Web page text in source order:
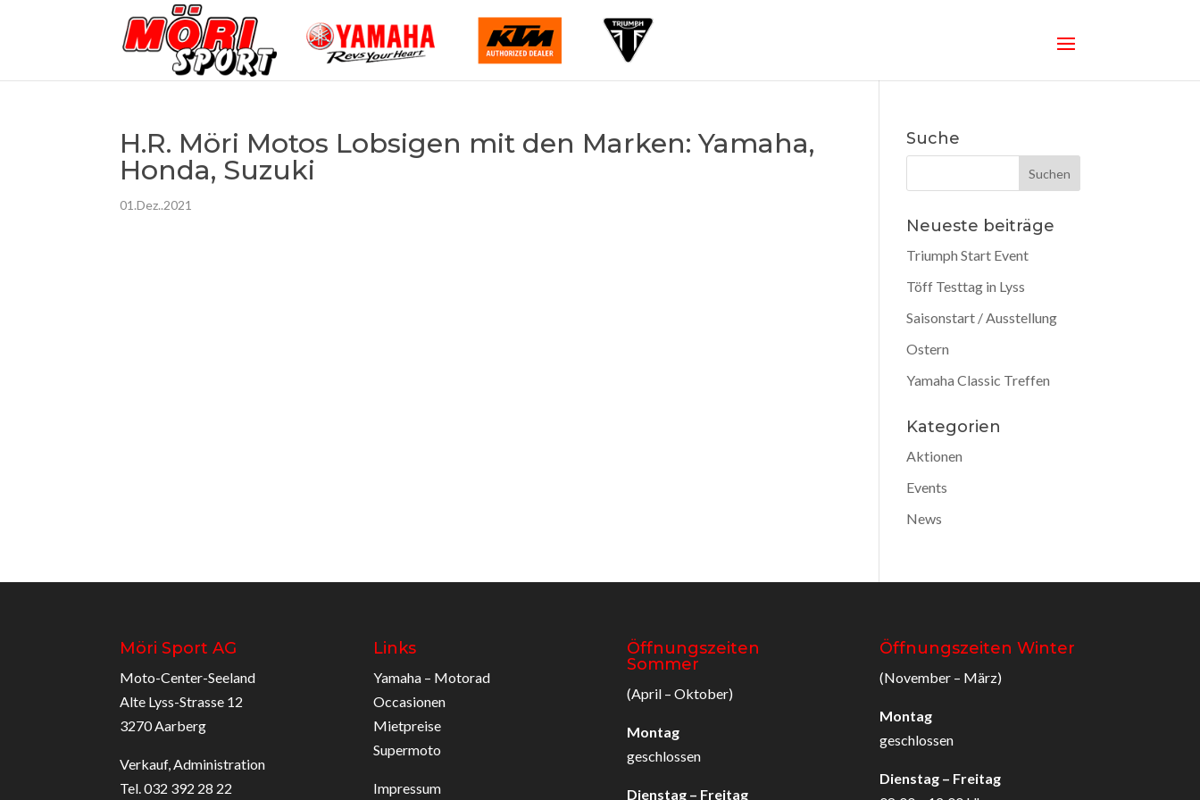
H.R. Möri Motos Lobsigen mit den Marken: Yamaha,
Honda, Suzuki
01.Dez..2021
Suche
Neueste beiträge
Triumph Start Event
Töff Testtag in Lyss
Saisonstart / Ausstellung
Ostern
Yamaha Classic Treffen
Kategorien
Aktionen
Events
News
Möri Sport AG
Moto-Center-Seeland
Alte Lyss-Strasse 12
3270 Aarberg
Verkauf, Administration
Tel. 032 392 28 22
Links
Yamaha – Motorad
Occasionen
Mietpreise
Supermoto
Impressum
Öffnungszeiten
Sommer
(April – Oktober)
Montag
geschlossen
Dienstag – Freitag
Öffnungszeiten Winter
(November – März)
Montag
geschlossen
Dienstag – Freitag